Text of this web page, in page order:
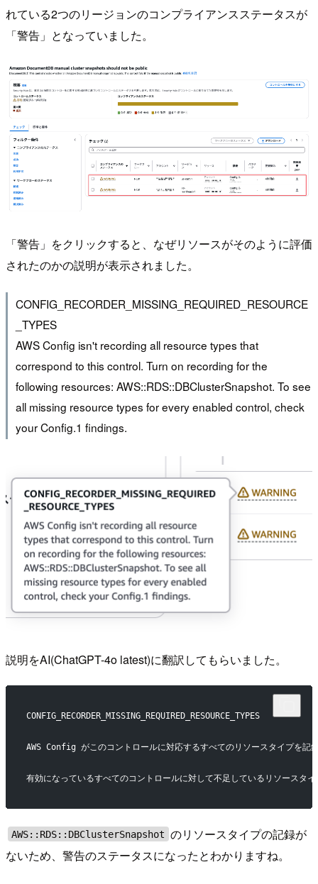
れている2つのリージョンのコンプライアンスステータスが
「警告」となっていました。
「警告」をクリックすると、なぜリソースがそのように評価
されたのかの説明が表示されました。
CONFIG_RECORDER_MISSING_REQUIRED_RESOURCE
_TYPES
AWS Config isn't recording all resource types that
correspond to this control. Turn on recording for the
following resources: AWS::RDS::DBClusterSnapshot. To see
all missing resource types for every enabled control, check
your Config.1 findings.
説明をAI(ChatGPT-4o latest)に翻訳してもらいました。
CONFIG_RECORDER_MISSING_REQUIRED_RESOURCE_TYPES
AWS Config がこのコントロールに対応するすべてのリソースタイプを
有効になっているすべてのコントロールに対して不足しているリソース
AWS::RDS::DBClusterSnapshot のリソースタイプの記録が
ないため、警告のステータスになったとわかりますね。